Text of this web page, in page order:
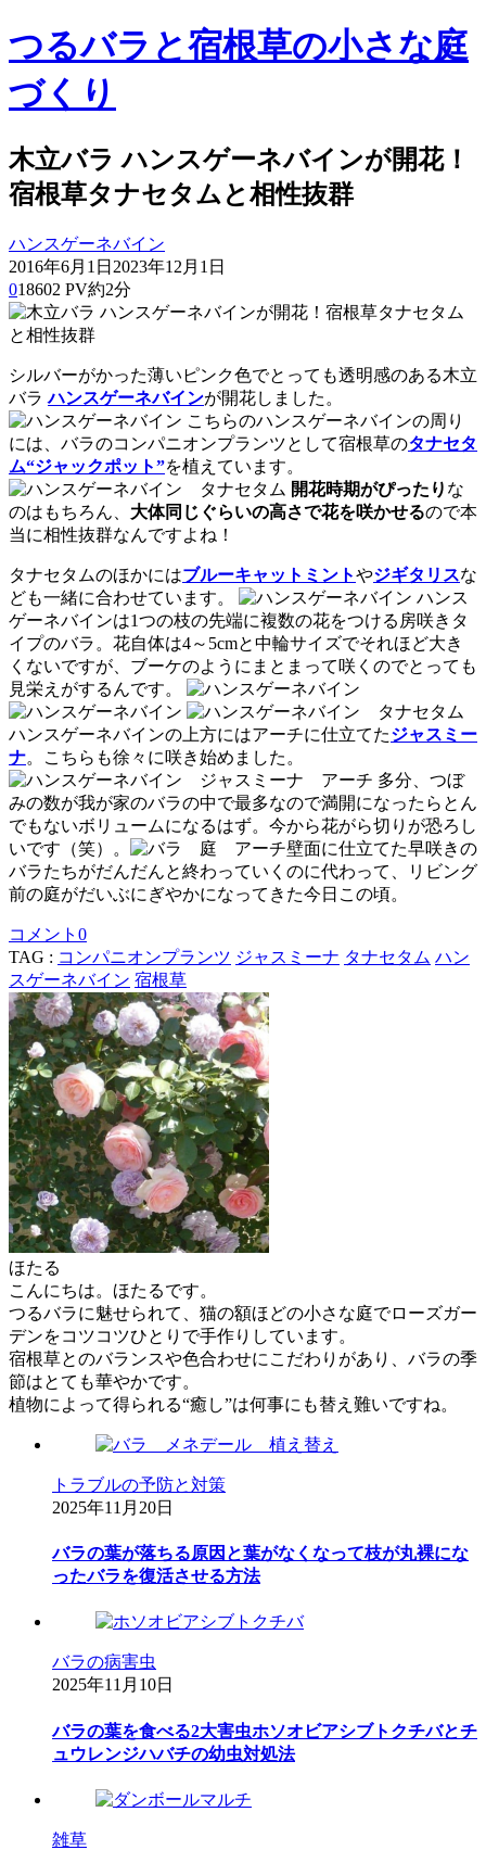
つるバラと宿根草の小さな庭
づくり
木立バラ ハンスゲーネバインが開花！
宿根草タナセタムと相性抜群
ハンスゲーネバイン
2016年6月1日 2023年12月1日
018602 PV約2分
シルバーがかった薄いピンク色でとっても透明感のある木立
バラハンスゲーネバインが開花しました。
こちらのハンスゲーネバインの周り
には、バラのコンパニオンプランツとして宿根草のタナセタ
ム“ジャックポット”を植えています。
開花時期がぴったり な
のはもちろん、 大体同じぐらいの高さで花を咲かせるので本
当に相性抜群なんですよね！
タナセタムのほかにはブルーキャットミントやジギタリスな
ども一緒に合わせています。
ハンス
ゲーネバインは1つの枝の先端に複数の花をつける房咲きタ
イプのバラ。花自体は4～5cmと中輪サイズでそれほど大き
くないですが、ブーケのようにまとまって咲くのでとっても
見栄えがするんです。
ハンスゲーネバインの上方にはアーチに仕立てたジャスミー
ナ。こちらも徐々に咲き始めました。
多分、つぼ
みの数が我が家のバラの中で最多なので満開になったらとん
でもないボリュームになるはず。今から花がら切りが恐ろし
いです（笑）。
壁面に仕立てた早咲きの
バラたちがだんだんと終わっていくのに代わって、リビング
前の庭がだいぶにぎやかになってきた今日この頃。
コメント 0
TAG : コンパニオンプランツ ジャスミーナ タナセタム ハン
スゲーネバイン 宿根草
ほたる
こんにちは。ほたるです。
つるバラに魅せられて、猫の額ほどの小さな庭でローズガー
デンをコツコツひとりで手作りしています。
宿根草とのバランスや色合わせにこだわりがあり、バラの季
節はとても華やかです。
植物によって得られる“癒し”は何事にも替え難いですね。
トラブルの予防と対策
2025年11月20日
バラの葉が落ちる原因と葉がなくなって枝が丸裸にな
ったバラを復活させる方法
バラの病害虫
2025年11月10日
バラの葉を食べる2大害虫ホソオビアシブトクチバとチ
ュウレンジハバチの幼虫対処法
雑草